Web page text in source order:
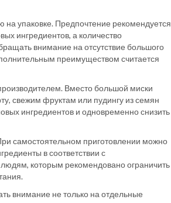
упаковке. Предпочтение рекомендуется
ингредиентов, а количество
внимание на отсутствие большого
преимуществом считается
Вместо большой миски
свежим фруктам или пудингу из семян
ингредиентов и одновременно снизить
самостоятельном приготовлении можно
в соответствии с
которым рекомендовано ограничить
внимание не только на отдельные